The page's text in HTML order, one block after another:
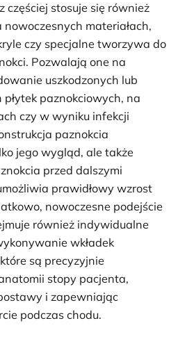
częściej stosuje się również
materiałach,
czy specjalne tworzywa do
Pozwalają one na
uszkodzonych lub
paznokciowych, na
czy w wyniku infekcji
paznokcia
jego wygląd, ale także
przed dalszymi
prawidłowy wzrost
nowoczesne podejście
również indywidualne
wkładek
są precyzyjnie
stopy pacjenta,
i zapewniając
podczas chodu.